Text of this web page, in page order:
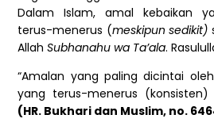
Dalam Islam, amal kebaikan
terus-menerus (meskipun sedikit)
AllahSubhanahu wa Ta’ala.
“Amalan yang paling dicintai
yang terus-menerus (konsisten)
(HR. Bukhari dan Muslim, no.